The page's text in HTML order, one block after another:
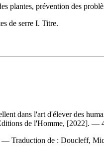
plantes, prévention des
de serre I. Titre.
dans l'art d'élever des
de l'Homme, [2022]. —
— Traduction de : Doucleff,